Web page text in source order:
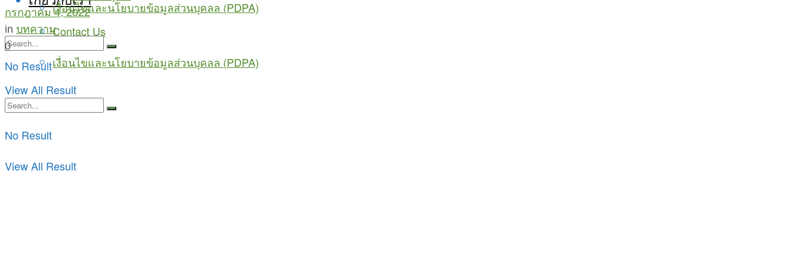
Contact Us
เงื่อนไขและนโยบายข้อมูลส่วนบุคลล (PDPA)
No Result
View All Result
เงื่อนไขและนโยบายข้อมูลส่วนบุคลล (PDPA)
No Result
View All Result
กรกฎาคม 4, 2022
in บทความ
0